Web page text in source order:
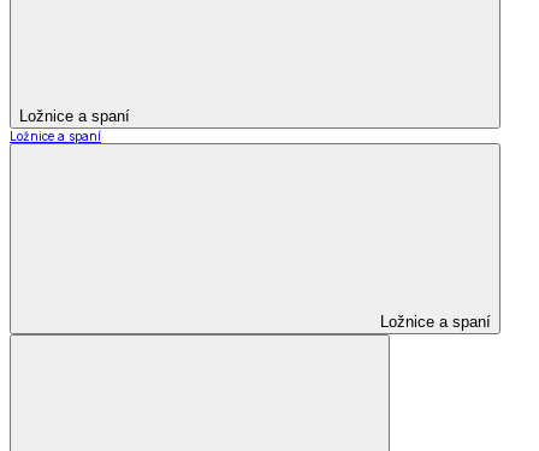
Ložnice a spaní
Ložnice a spaní
Ložnice a spaní